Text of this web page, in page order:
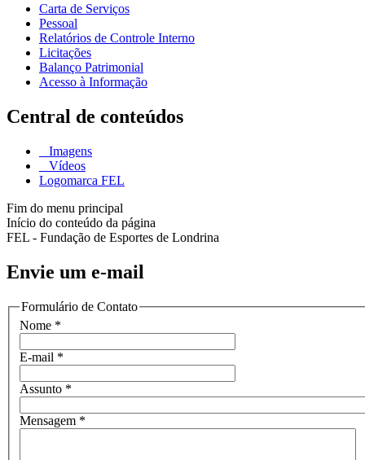
Carta de Serviços
Pessoal
Relatórios de Controle Interno
Licitações
Balanço Patrimonial
Acesso à Informação
Central de conteúdos
Imagens
Vídeos
Logomarca FEL
Fim do menu principal
Início do conteúdo da página
FEL - Fundação de Esportes de Londrina
Envie um e-mail
Formulário de Contato
Nome *
E-mail *
Assunto *
Mensagem *